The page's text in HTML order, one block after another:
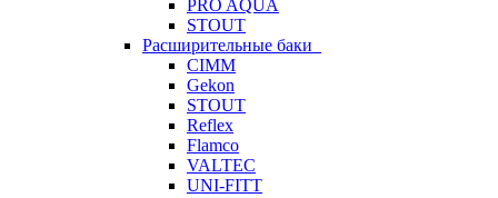
PRO AQUA
STOUT
Расширительные баки
CIMM
Gekon
STOUT
Reflex
Flamco
VALTEC
UNI-FITT